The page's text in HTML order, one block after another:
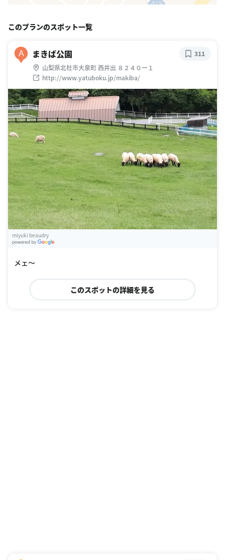
このプランのスポット一覧
A まきば公園
山梨県北杜市大泉町 西井出 ８２４０ー１
http://www.yatuboku.jp/makiba/
311
miyuki beaudry
メェ〜
このスポットの詳細を見る